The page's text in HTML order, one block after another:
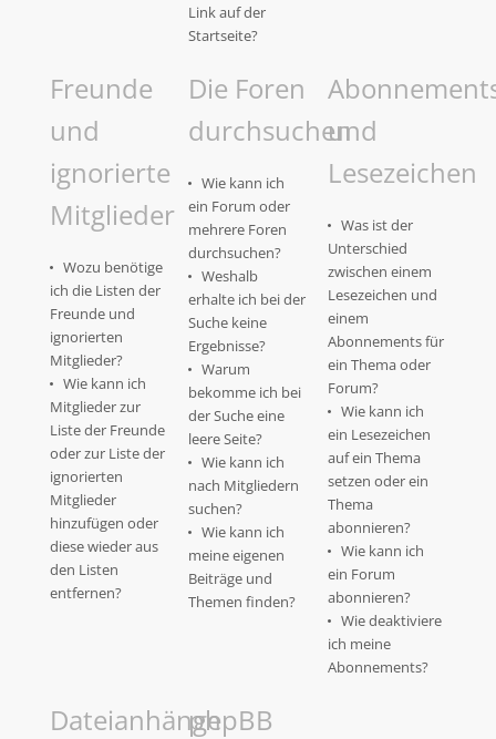
Link auf der
Startseite?
Freunde
und
ignorierte
Mitglieder
Wozu benötige
ich die Listen der
Freunde und
ignorierten
Mitglieder?
Wie kann ich
Mitglieder zur
Liste der Freunde
oder zur Liste der
ignorierten
Mitglieder
hinzufügen oder
diese wieder aus
den Listen
entfernen?
Die Foren
durchsuchen
Wie kann ich
ein Forum oder
mehrere Foren
durchsuchen?
Weshalb
erhalte ich bei der
Suche keine
Ergebnisse?
Warum
bekomme ich bei
der Suche eine
leere Seite?
Wie kann ich
nach Mitgliedern
suchen?
Wie kann ich
meine eigenen
Beiträge und
Themen finden?
und
Lesezeichen
Was ist der
Unterschied
zwischen einem
Lesezeichen und
einem
Abonnements für
ein Thema oder
Forum?
Wie kann ich
ein Lesezeichen
auf ein Thema
setzen oder ein
Thema
abonnieren?
Wie kann ich
ein Forum
abonnieren?
Wie deaktiviere
ich meine
Abonnements?
DateianhängephpBB